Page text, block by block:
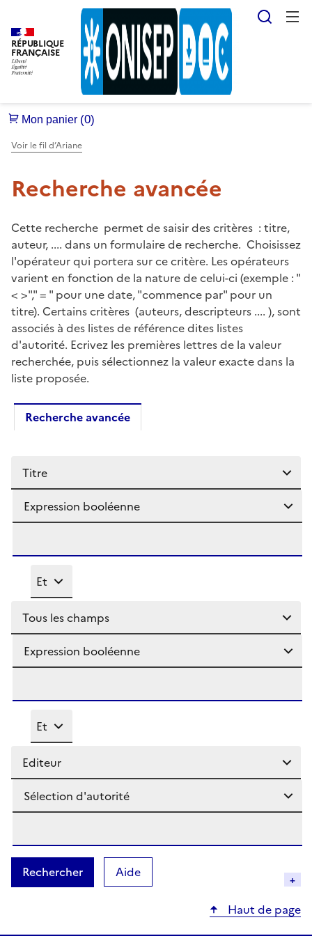
RÉPUBLIQUE
FRANÇAISE
Voir le fil d’Ariane
Recherche avancée
Cette recherche permet de saisir des critères : titre,
auteur, .... dans un formulaire de recherche. Choisissez
l'opérateur qui portera sur ce critère. Les opérateurs
varient en fonction de la nature de celui-ci (exemple : "
< >"," = " pour une date, "commence par" pour un
titre). Certains critères (auteurs, descripteurs .... ), sont
associés à des listes de référence dites listes
d'autorité. Ecrivez les premières lettres de la valeur
recherchée, puis sélectionnez la valeur exacte dans la
liste proposée.
Recherche multi-critères
Recherche avancée
Sélectionner un critère de recherche
Sélectionner l'opérateur entre les différents critères de
Sélectionner un critère de recherche
Sélectionner l'opérateur entre les différents critères de
Sélectionner un critère de recherche
Aide(Ouverture dans une nouvelle
Haut de page